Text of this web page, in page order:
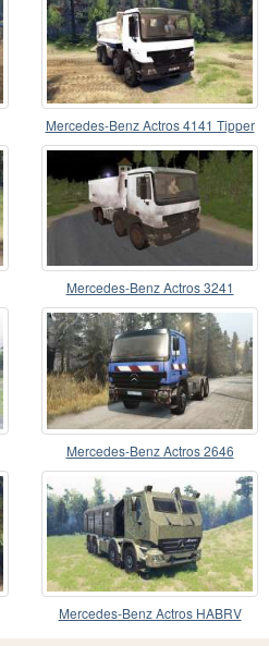
Mercedes-Benz Actros 4141 Tipper
Mercedes-Benz Actros 3241
Mercedes-Benz Actros 2646
Mercedes-Benz Actros HABRV